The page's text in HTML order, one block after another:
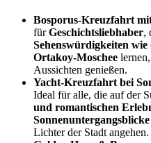
Bosporus-Kreuzfahrt
fürGeschichtsliebhaber,
Sehenswürdigkeiten
Ortakoy-Moschee
Aussichten genießen.
Yacht-Kreuzfahrt bei
Ideal für alle, die auf der
und romantischen
Sonnenuntergangsblicke
Lichter der Stadt angehen.